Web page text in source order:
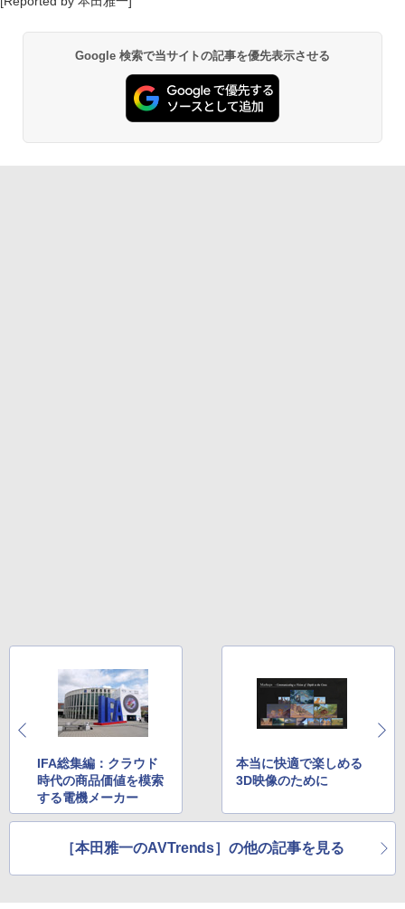
Google 検索で当サイトの記事を優先表示させる
IFA総集編：クラウド
時代の商品価値を模索
する電機メーカー
本当に快適で楽しめる
3D映像のために
［本田雅一のAVTrends］の他の記事を見る